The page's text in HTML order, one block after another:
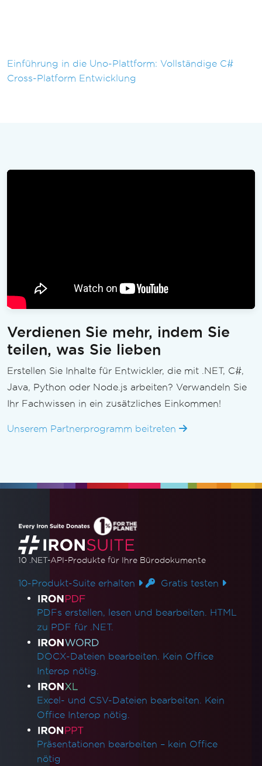
Einführung in die Uno-Plattform: Vollständige C#
Cross-Platform Entwicklung
Verdienen Sie mehr, indem Sie
teilen, was Sie lieben
Erstellen Sie Inhalte für Entwickler, die mit .NET, C#,
Java, Python oder Node.js arbeiten? Verwandeln Sie
Ihr Fachwissen in ein zusätzliches Einkommen!
Unserem Partnerprogramm beitreten
10 .NET-API-Produkte für Ihre Bürodokumente
10-Produkt-Suite erhalten Gratis testen
Produktlinks
PDFs erstellen, lesen und bearbeiten. HTML
zu PDF für .NET.
DOCX-Dateien bearbeiten. Kein Office
Interop nötig.
Excel- und CSV-Dateien bearbeiten. Kein
Office Interop nötig.
Präsentationen bearbeiten – kein Office
nötig